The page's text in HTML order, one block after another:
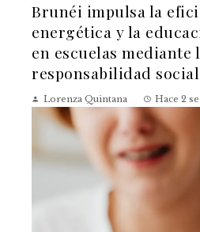
Brunéi impulsa la
energética y la
en escuelas mediante
responsabilidad
Lorenza Quintana Hace 2